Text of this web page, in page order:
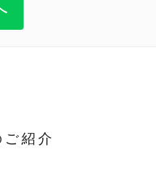
紹介